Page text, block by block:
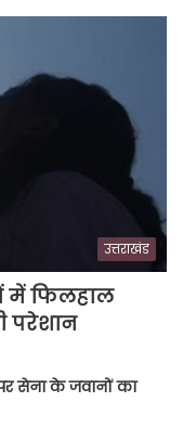
उत्तराखंड
में फिलहाल
परेशान
पर सेना के जवानों का